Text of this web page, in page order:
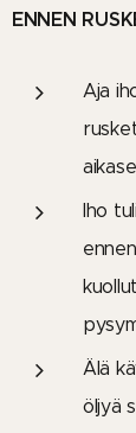
ENNEN
Aja
Iho
Älä
öljyä